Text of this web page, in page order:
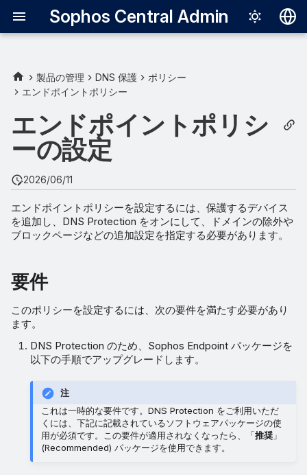
Sophos Central Admin
Français
Português
要件
エンドポイントエージェント
で DNS Protection をオンに
Endpoint DNS Protection ポ
リシーの作成
設定
DNS Protection をオンに
する
ドメインの除外
ブロックページを表示
製品の管理 DNS 保護
ポリシー
エンドポイントポリシー
エンドポイントポリシ
ーの設定
2026/06/11
エンドポイントポリシーを設定するには、保護するデバイス
を追加し、DNS Protection をオンにして、ドメインの除外や
ブロックページなどの追加設定を指定する必要があります。
要件
このポリシーを設定するには、次の要件を満たす必要があり
ます。
DNS Protection のため、Sophos Endpoint パッケージを
以下の手順でアップグレードします。
注
これは一時的な要件です。DNS Protection をご利用いただ
くには、下記に記載されているソフトウェアパッケージの使
用が必須です。この要件が適用されなくなったら、「推奨 」
(Recommended) パッケージを使用できます。